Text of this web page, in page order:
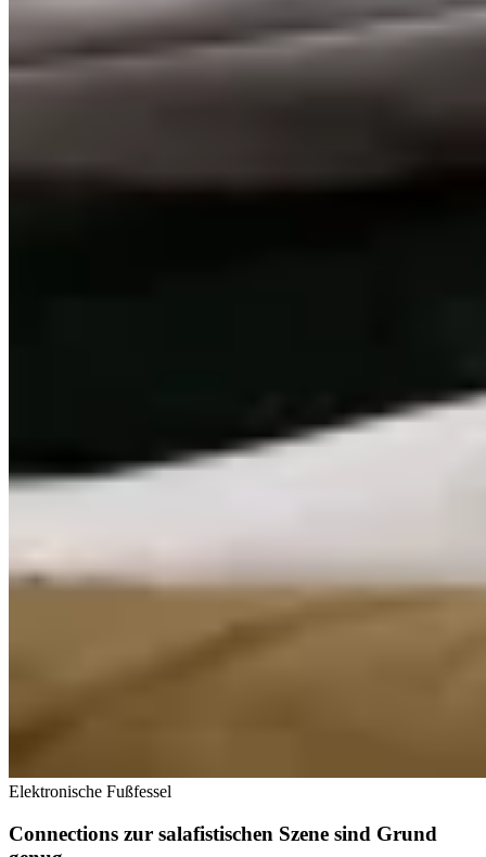
Elektronische Fußfessel
Connections zur salafistischen Szene sind Grund